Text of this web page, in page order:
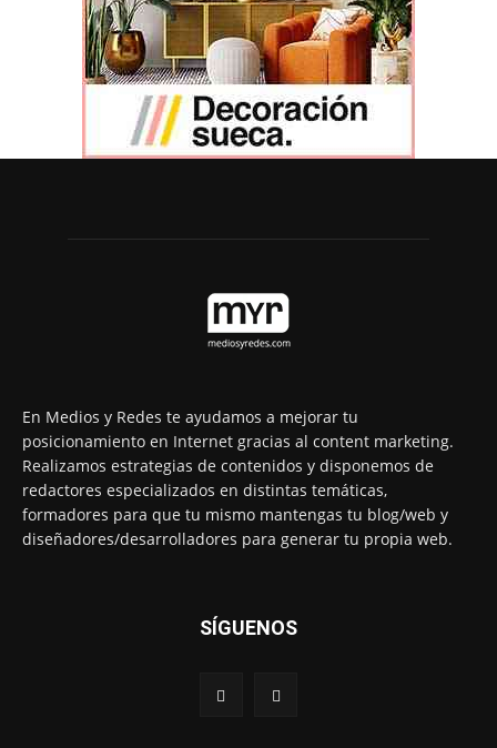
En Medios y Redes te ayudamos a mejorar tu
posicionamiento en Internet gracias al content marketing.
Realizamos estrategias de contenidos y disponemos de
redactores especializados en distintas temáticas,
formadores para que tu mismo mantengas tu blog/web y
diseñadores/desarrolladores para generar tu propia web.
SÍGUENOS